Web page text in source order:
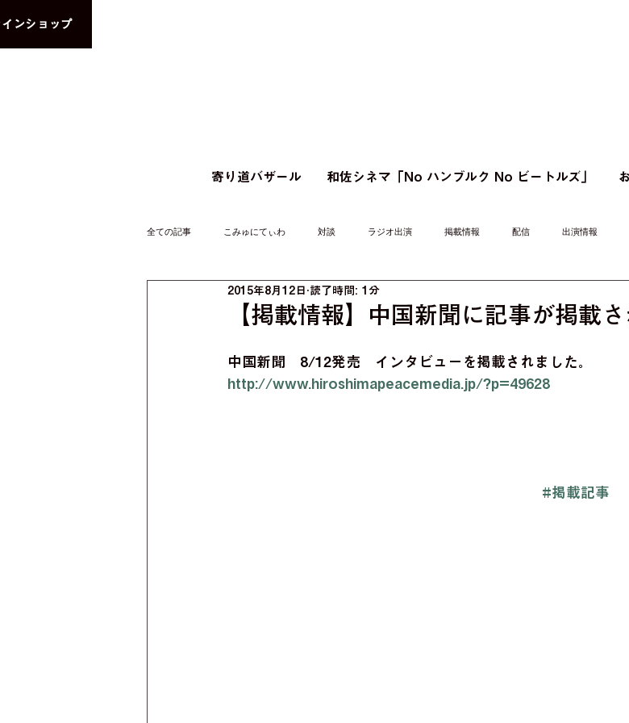
ンショップ
寄り道バザール 和佐シネマ「No ハンブルク No ビートルズ」
全ての記事 こみゅにてぃわ 対談 ラジオ出演 掲載情報 配信 出演情報
【掲載情報】中国新聞に記事が掲載
2015年8月12日 読了時間: 1分
中国新聞　8/12発売　インタビューを掲載されました。
http://www.hiroshimapeacemedia.jp/?p=49628
#掲載記事